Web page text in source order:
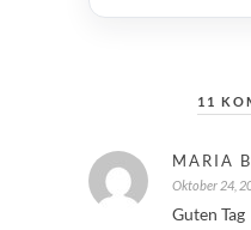
11
MARIA
Oktober 24,
Guten Tag